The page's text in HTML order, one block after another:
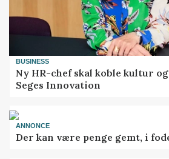
BUSINESS
Ny HR-chef skal koble kultur
Seges Innovation
ANNONCE
Der kan være penge gemt, i